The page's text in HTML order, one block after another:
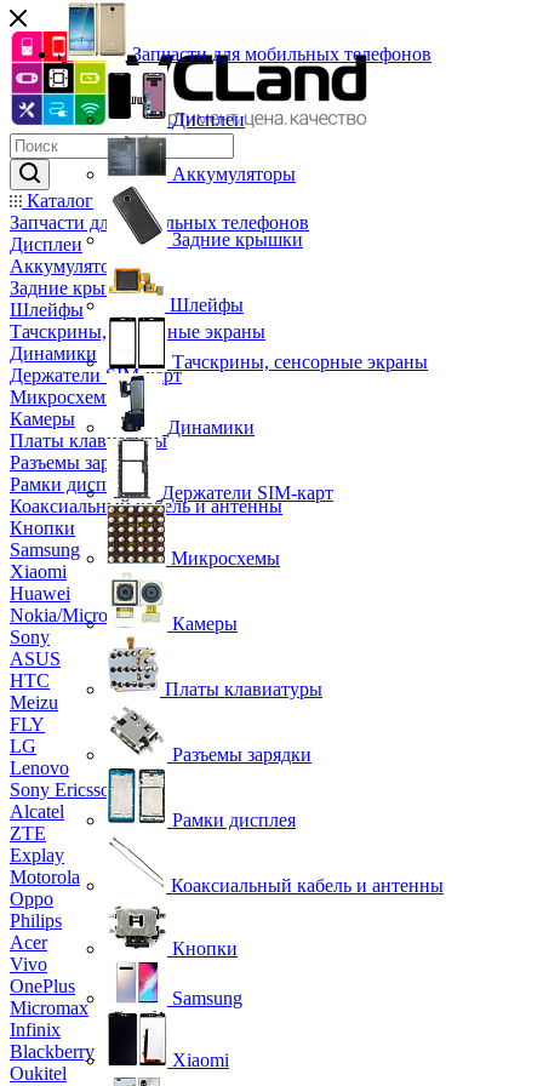
Каталог
Запчасти для мобильных телефонов
Дисплеи
Аккумуляторы
Задние крышки
Шлейфы
Тачскрины, сенсорные экраны
Динамики
Держатели SIM-карт
Микросхемы
Камеры
Платы клавиатуры
Разъемы зарядки
Рамки дисплея
Коаксиальный кабель и антенны
Кнопки
Samsung
Xiaomi
Huawei
Nokia/Microsoft
Sony
ASUS
HTC
Meizu
FLY
LG
Lenovo
Sony Ericsson
Alcatel
ZTE
Explay
Motorola
Oppo
Philips
Acer
Vivo
OnePlus
Micromax
Infinix
Blackberry
Oukitel
Запчасти для мобильных телефонов
Дисплеи
Аккумуляторы
Задние крышки
Шлейфы
Тачскрины, сенсорные экраны
Динамики
Держатели SIM-карт
Микросхемы
Камеры
Платы клавиатуры
Разъемы зарядки
Рамки дисплея
Коаксиальный кабель и антенны
Кнопки
Samsung
Xiaomi